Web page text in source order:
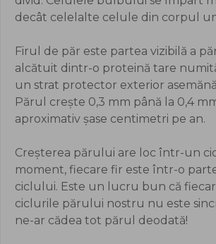
decât celelalte celule din corpul
Firul de păr este partea vizibilă a
alcătuit dintr-o proteină tare
un strat protector exterior
Părul crește 0,3 mm până la 0,4
aproximativ șase centimetri pe an.
Creșterea părului are loc într-un
moment, fiecare fir este într-o
ciclului. Este un lucru bun că
ciclurile părului nostru nu este
ne-ar cădea tot părul deodată!